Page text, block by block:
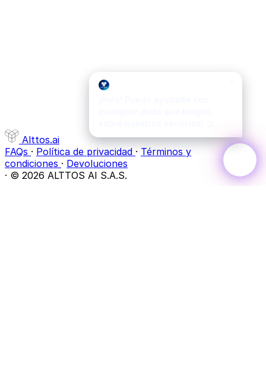
Alttos.ai
FAQs · Política de privacidad · Términos y
condiciones · Devoluciones
· © 2026 ALTTOS AI S.A.S.